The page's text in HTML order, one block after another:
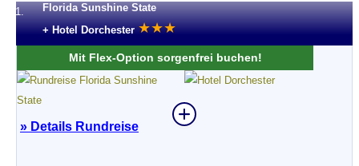
1.
Florida Sunshine State
+ Hotel Dorchester ★★★
Mit Flex-Option sorgenfrei buchen!
» Details Rundreise